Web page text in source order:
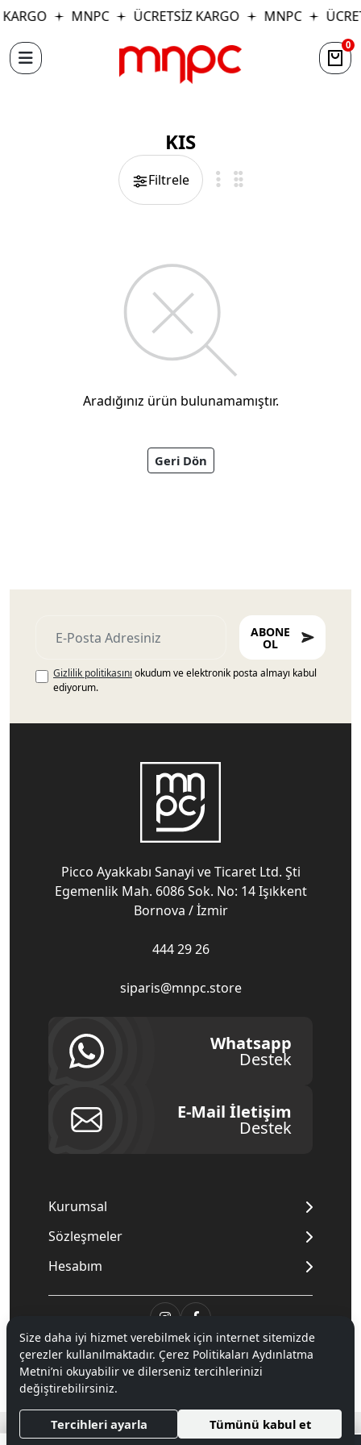
MNPC ÜCRETSİZ KARGO MNPC
0
KIS
Filtrele
Aradığınız ürün bulunamamıştır.
Geri Dön
ABONE
OL
Gizlilik politikasını okudum ve elektronik posta almayı kabul
ediyorum.
Picco Ayakkabı Sanayi ve Ticaret Ltd. Şti
Egemenlik Mah. 6086 Sok. No: 14 Işıkkent
Bornova / İzmir
444 29 26
siparis@mnpc.store
Whatsapp
Destek
E-Mail İletişim
Destek
Kurumsal
Sözleşmeler
Hesabım
© 2020Mnpc. Tüm hakları saklıdır.
Hipotenüs Yeni Nesil E-Ticaret Sistemleri ile Hazırlanmıştır.
Size daha iyi hizmet verebilmek için internet sitemizde
çerezler kullanılmaktadır. Çerez Politikaları Aydınlatma
Metni’ni okuyabilir ve dilerseniz tercihlerinizi
değiştirebilirsiniz.
Tercihleri ayarla Tümünü kabul et